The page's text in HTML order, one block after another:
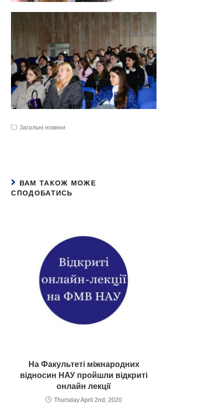
Загальні новини
ВАМ ТАКОЖ МОЖЕ
СПОДОБАТИСЬ
На Факультеті міжнародних
відносин НАУ пройшли відкриті
онлайн лекції
Thursday April 2nd, 2020